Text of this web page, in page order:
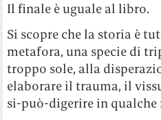
Il finale è uguale al libro.
Si scopre che la storia è
metafora, una specie di
troppo sole, alla
elaborare il trauma, il
si-può-digerire in qualche